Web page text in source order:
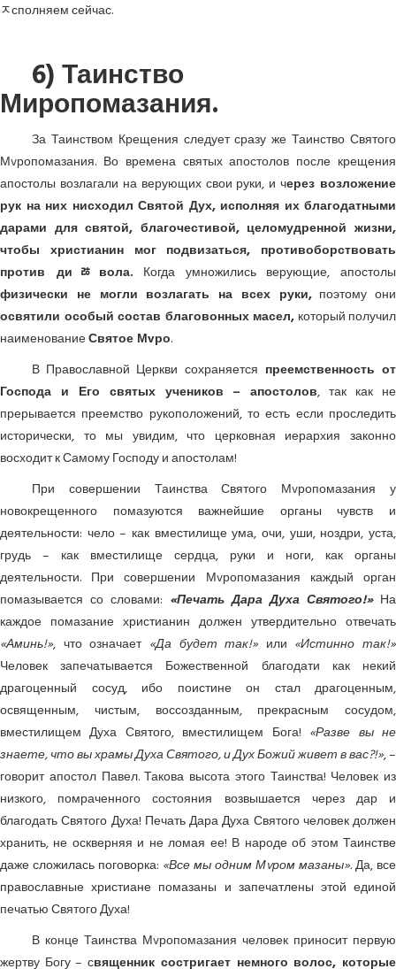
ﾸсполняем сейчас.
6) Таинство
Миропомазания.
За Таинством Крещения следует сразу же Таинство Святого
Мvропомазания. Во времена святых апостолов после крещения
апостолы возлагали на верующих свои руки, и через возложение
рук на них нисходил Святой Дух, исполняя их благодатными
дарами для святой, благочестивой, целомудренной жизни,
чтобы христианин мог подвизаться, противоборствовать
против диﾰвола. Когда умножились верующие, апостолы
физически не могли возлагать на всех руки,поэтому они
освятили особый состав благовонных масел, который получил
наименованиеСвятое Мvро.
В Православной Церкви сохраняется преемственность от
Господа и Его святых учеников – апостолов, так как не
прерывается преемство рукоположений, то есть если проследить
исторически, то мы увидим, что церковная иерархия законно
восходит к Самому Господу и апостолам!
При совершении Таинства Святого Мvропомазания у
новокрещенного помазуются важнейшие органы чувств и
деятельности: чело – как вместилище ума, очи, уши, ноздри, уста,
грудь – как вместилище сердца, руки и ноги, как органы
деятельности. При совершении Мvропомазания каждый орган
помазывается со словами: «Печать Дара Духа Святого!»На
каждое помазание христианин должен утвердительно отвечать
«Аминь!», что означает «Да будет так!» или «Истинно так!»
Человек запечатывается Божественной благодати как некий
драгоценный сосуд, ибо поистине он стал драгоценным,
освященным, чистым, воссозданным, прекрасным сосудом,
вместилищем Духа Святого, вместилищем Бога! «Разве вы не
знаете, что вы храмы Духа Святого, и Дух Божий живет в вас?!», –
говорит апостол Павел. Такова высота этого Таинства! Человек из
низкого, помраченного состояния возвышается через дар и
благодать Святого Духа! Печать Дара Духа Святого человек должен
хранить, не оскверняя и не ломая ее! В народе об этом Таинстве
даже сложилась поговорка: «Все мы одним Мvром мазаны».Да, все
православные христиане помазаны и запечатлены этой единой
печатью Святого Духа!
В конце Таинства Мvропомазания человек приносит первую
жертву Богу – священник состригает немного волос, которые